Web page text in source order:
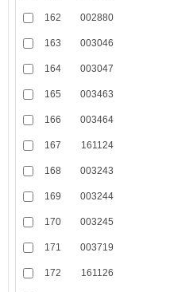
162 002880
163 003046
164 003047
165 003463
166 003464
167 161124
168 003243
169 003244
170 003245
171 003719
172 161126